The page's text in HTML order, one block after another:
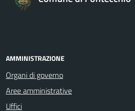
AMMINISTRAZIONE
Organi di governo
Aree amministrative
Uffici